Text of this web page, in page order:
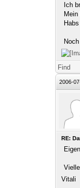
Ich
Find
2006-
RE:
Vitali